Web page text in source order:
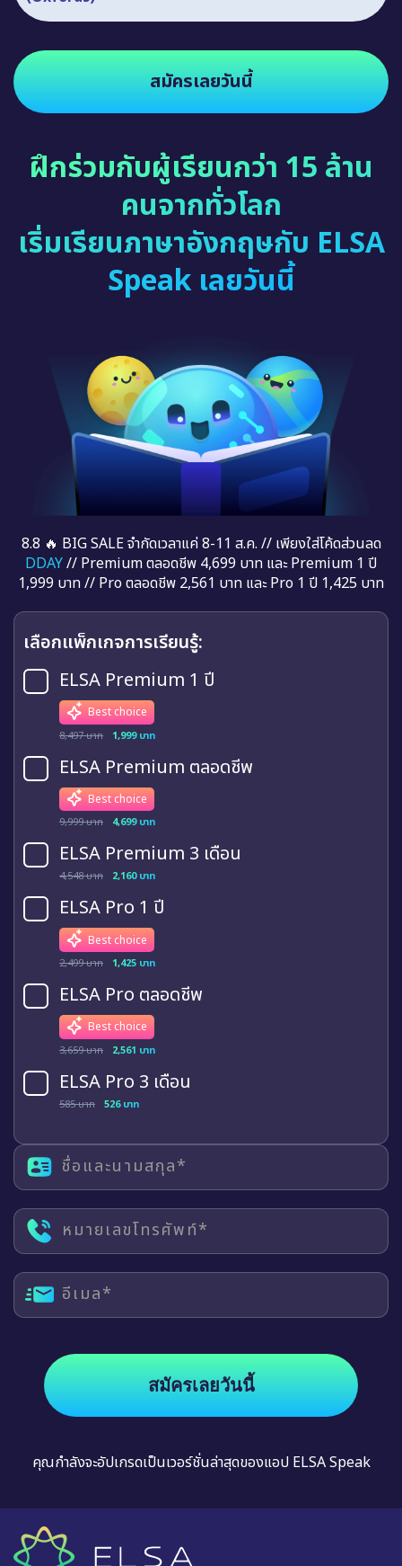
สมัครเลยวันนี้
ฝึกร่วมกับผู้เรียนกว่า 15 ล้าน
คนจากทั่วโลก
เริ่มเรียนภาษาอังกฤษกับ ELSA
Speak เลยวันนี้
8.8 🔥 BIG SALE จำกัดเวลาแค่ 8-11 ส.ค. // เพียงใส่โค้ดส่วนลด
DDAY// Premium ตลอดชีพ 4,699 บาท และ Premium 1 ปี
1,999 บาท // Pro ตลอดชีพ 2,561 บาท และ Pro 1 ปี 1,425 บาท
เลือกแพ็กเกจการเรียนรู้:
ELSA Premium 1 ปี
Best choice
8,497 บาท 1,999 บาท
ELSA Premium ตลอดชีพ
Best choice
9,999 บาท 4,699 บาท
ELSA Premium 3 เดือน
4,548 บาท 2,160 บาท
ELSA Pro 1 ปี
Best choice
2,499 บาท 1,425 บาท
ELSA Pro ตลอดชีพ
Best choice
3,659 บาท 2,561 บาท
ELSA Pro 3 เดือน
585 บาท 526 บาท
ชื่อและนามสกุล*
หมายเลขโทรศัพท์*
อีเมล*
สมัครเลยวันนี้
คุณกำลังจะอัปเกรดเป็นเวอร์ชั่นล่าสุดของแอป ELSA Speak